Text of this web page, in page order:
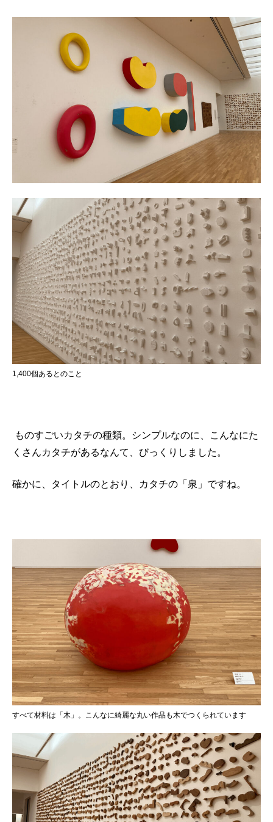
1,400個あるとのこと
ものすごいカタチの種類。シンプルなのに、こんなにた
くさんカタチがあるなんて、びっくりしました。
確かに、タイトルのとおり、カタチの「泉」ですね。
すべて材料は「木」。こんなに綺麗な丸い作品も木でつくられています